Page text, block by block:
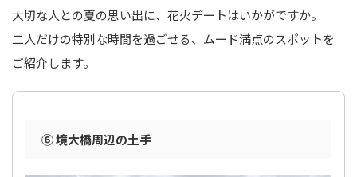
大切な人との夏の思い出に、花火デートはいかがですか。
二人だけの特別な時間を過ごせる、ムード満点のスポットを
ご紹介します。
⑥ 境大橋周辺の土手